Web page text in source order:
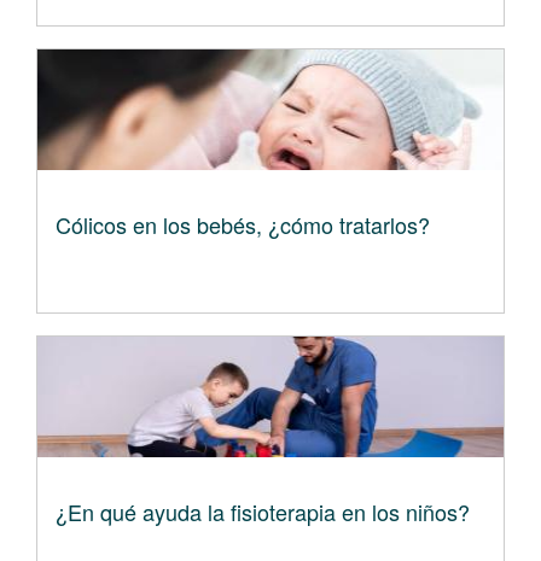
Cólicos en los bebés, ¿cómo tratarlos?
¿En qué ayuda la fisioterapia en los niños?